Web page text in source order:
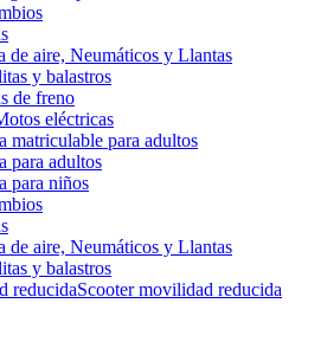
de aire, Neumáticos y Llantas
y balastros
de freno
eléctricas
matriculable para adultos
para adultos
para niños
de aire, Neumáticos y Llantas
y balastros
Scooter movilidad reducida